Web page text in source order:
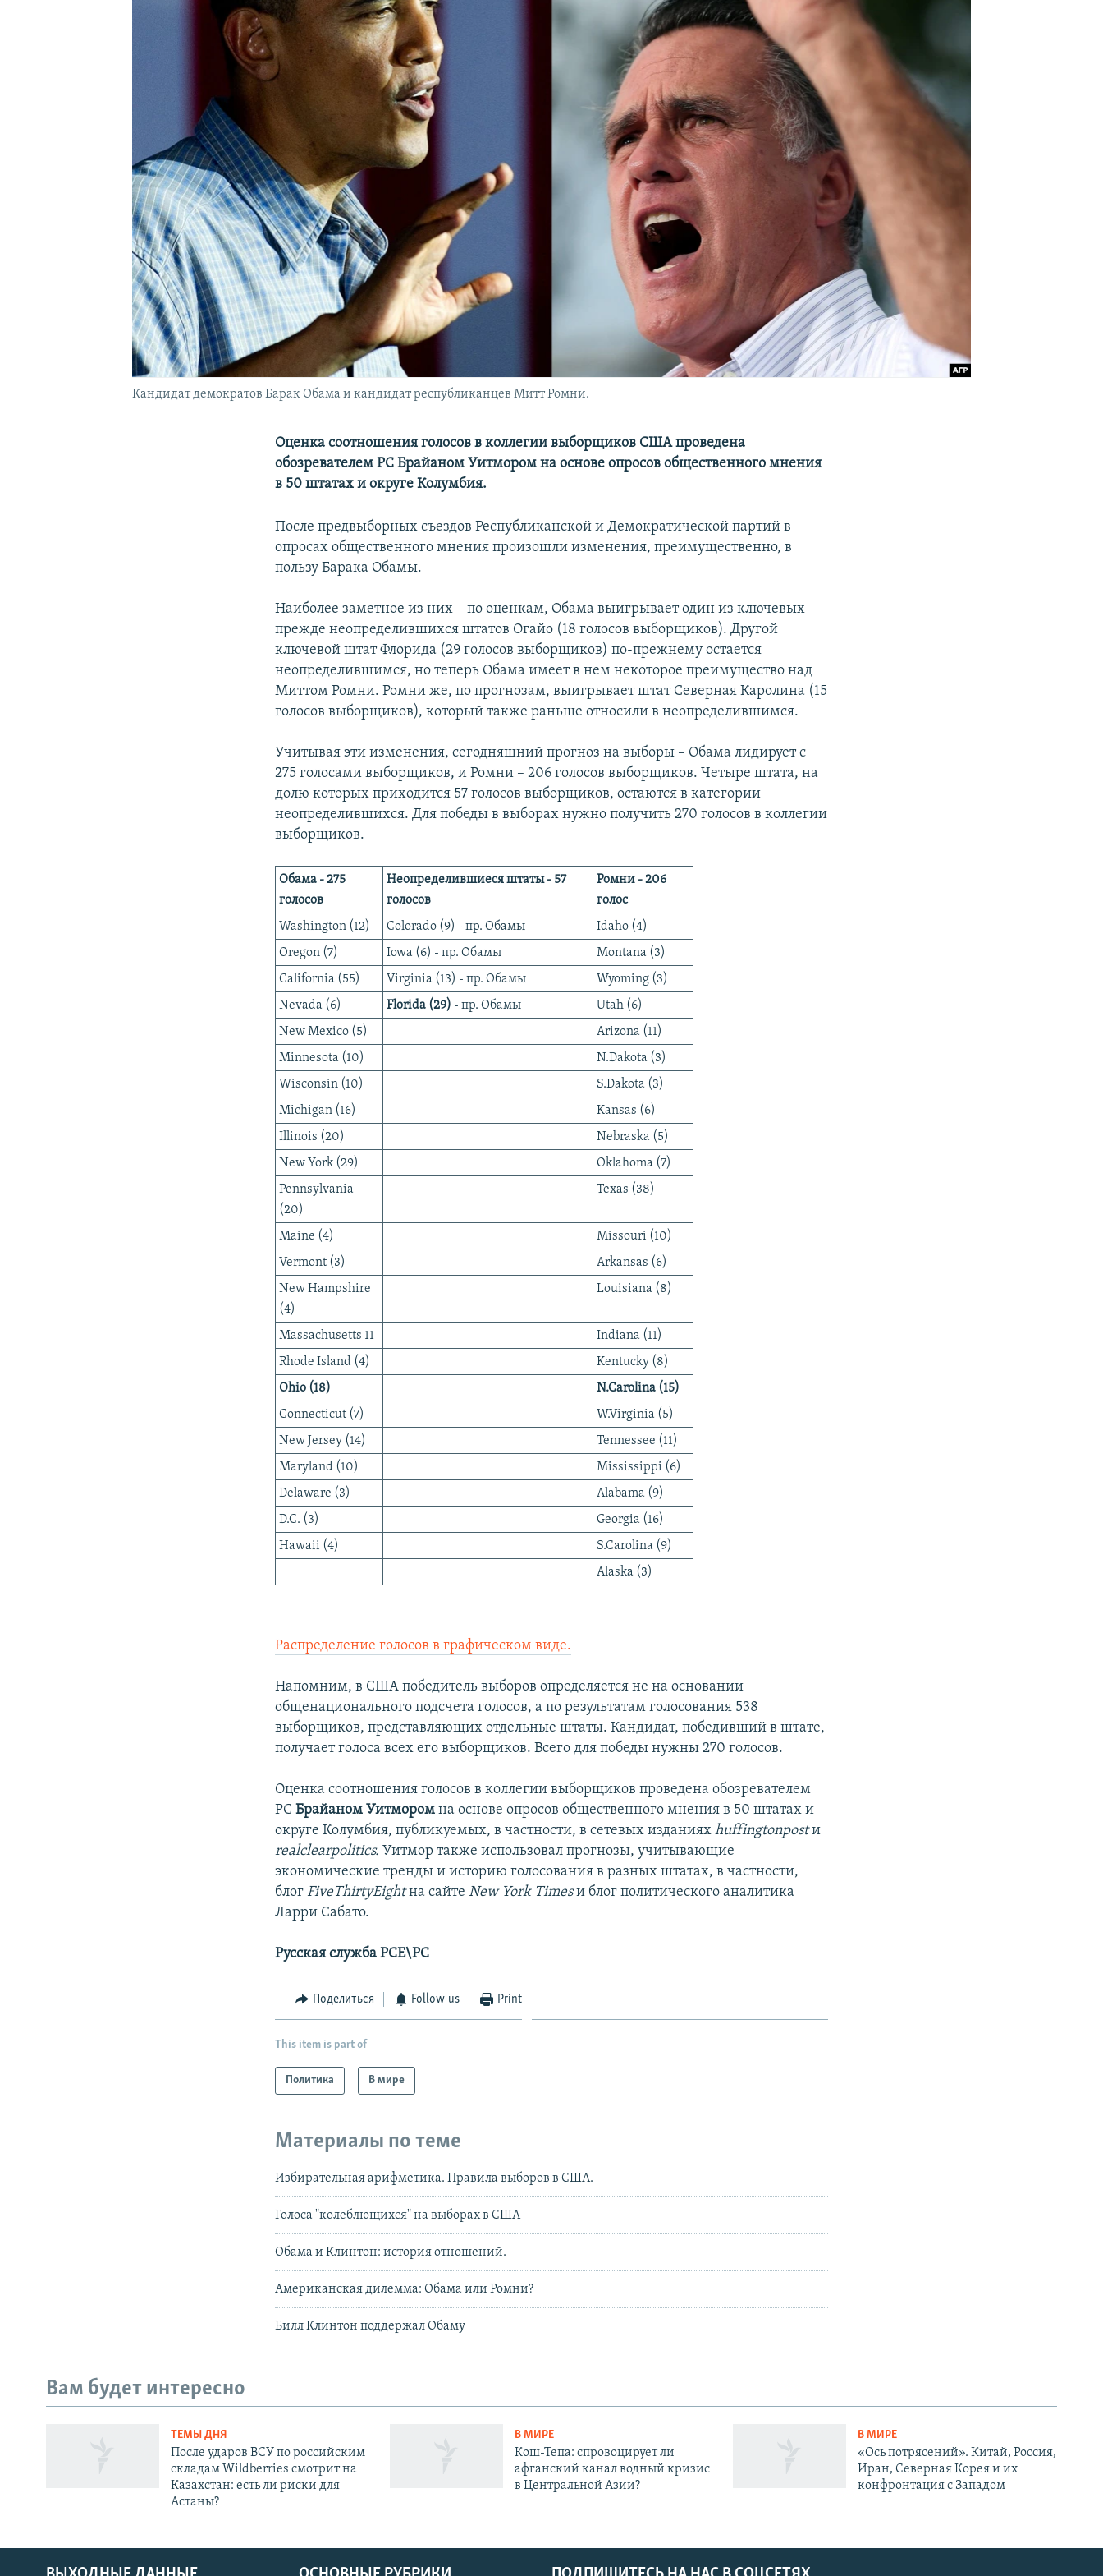
Кандидат демократов Барак Обама и кандидат республиканцев Митт Ромни.
Оценка соотношения голосов в коллегии выборщиков США проведена
обозревателем РС Брайаном Уитмором на основе опросов общественного мнения
в 50 штатах и округе Колумбия.
После предвыборных съездов Республиканской и Демократической партий в
опросах общественного мнения произошли изменения, преимущественно, в
пользу Барака Обамы.
Наиболее заметное из них – по оценкам, Обама выигрывает один из ключевых
прежде неопределившихся штатов Огайо (18 голосов выборщиков). Другой
ключевой штат Флорида (29 голосов выборщиков) по-прежнему остается
неопределившимся, но теперь Обама имеет в нем некоторое преимущество над
Миттом Ромни. Ромни же, по прогнозам, выигрывает штат Северная Каролина (15
голосов выборщиков), который также раньше относили в неопределившимся.
Учитывая эти изменения, сегодняшний прогноз на выборы – Обама лидирует с
275 голосами выборщиков, и Ромни – 206 голосов выборщиков. Четыре штата, на
долю которых приходится 57 голосов выборщиков, остаются в категории
неопределившихся. Для победы в выборах нужно получить 270 голосов в коллегии
выборщиков.
Обама - 275
голосов
Неопределившиеся штаты - 57
голосов
Ромни -206
голос
Washington (12)
Colorado (9) - пр. Обамы
Idaho (4)
Oregon (7)
Iowa (6) - пр. Обамы
Montana (3)
California (55)
Virginia (13) - пр. Обамы
Wyoming (3)
Nevada (6)
Florida (29) - пр. Обамы
Utah (6)
New Mexico (5)
Arizona (11)
Minnesota (10)
N.Dakota (3)
Wisconsin (10)
S.Dakota (3)
Michigan (16)
Kansas (6)
Illinois (20)
Nebraska (5)
New York (29)
Oklahoma (7)
Pennsylvania
(20)
Texas (38)
Maine (4)
Missouri (10)
Vermont (3)
Arkansas (6)
New Hampshire
(4)
Louisiana (8)
Massachusetts 11
Indiana (11)
Rhode Island (4)
Kentucky (8)
Ohio (18)
N.Carolina (15)
Connecticut (7)
W.Virginia (5)
New Jersey (14)
Tennessee (11)
Maryland (10)
Mississippi (6)
Delaware (3)
Alabama (9)
D.C. (3)
Georgia (16)
Hawaii (4)
S.Carolina (9)
Alaska (3)
Распределение голосов в графическом виде.
Напомним, в США победитель выборов определяется не на основании
общенационального подсчета голосов, а по результатам голосования 538
выборщиков, представляющих отдельные штаты. Кандидат, победивший в штате,
получает голоса всех его выборщиков. Всего для победы нужны 270 голосов.
Оценка соотношения голосов в коллегии выборщиков проведена обозревателем
РСБрайаном Уитмором на основе опросов общественного мнения в 50 штатах и
округе Колумбия, публикуемых, в частности, в сетевых изданияхhuffingtonpostи
realclearpolitics. Уитмор также использовал прогнозы, учитывающие
экономические тренды и историю голосования в разных штатах, в частности,
блогFiveThirtyEightна сайтеNew York Timesи блог политического аналитика
Ларри Сабато.
Русская служба РСЕ\РС
Поделиться Follow us Print
This item is part of
Политика В мире
Материалы по теме
Избирательная арифметика. Правила выборов в США.
Голоса "колеблющихся" на выборах в США
Обама и Клинтон: история отношений.
Американская дилемма: Обама или Ромни?
Билл Клинтон поддержал Обаму
Вам будет интересно
ТЕМЫ ДНЯ
После ударов ВСУ по российским
складам Wildberries смотрит на
Казахстан: есть ли риски для
Астаны?
В МИРЕ
Кош-Тепа: спровоцирует ли
афганский канал водный кризис
в Центральной Азии?
В МИРЕ
«Ось потрясений». Китай, Россия,
Иран, Северная Корея и их
конфронтация с Западом